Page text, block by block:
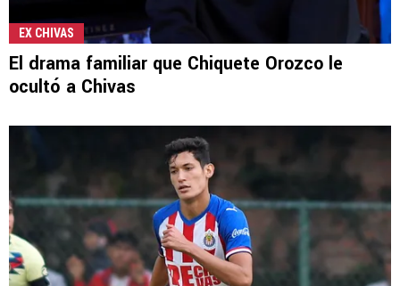
EX CHIVAS
El drama familiar que Chiquete Orozco le
ocultó a Chivas